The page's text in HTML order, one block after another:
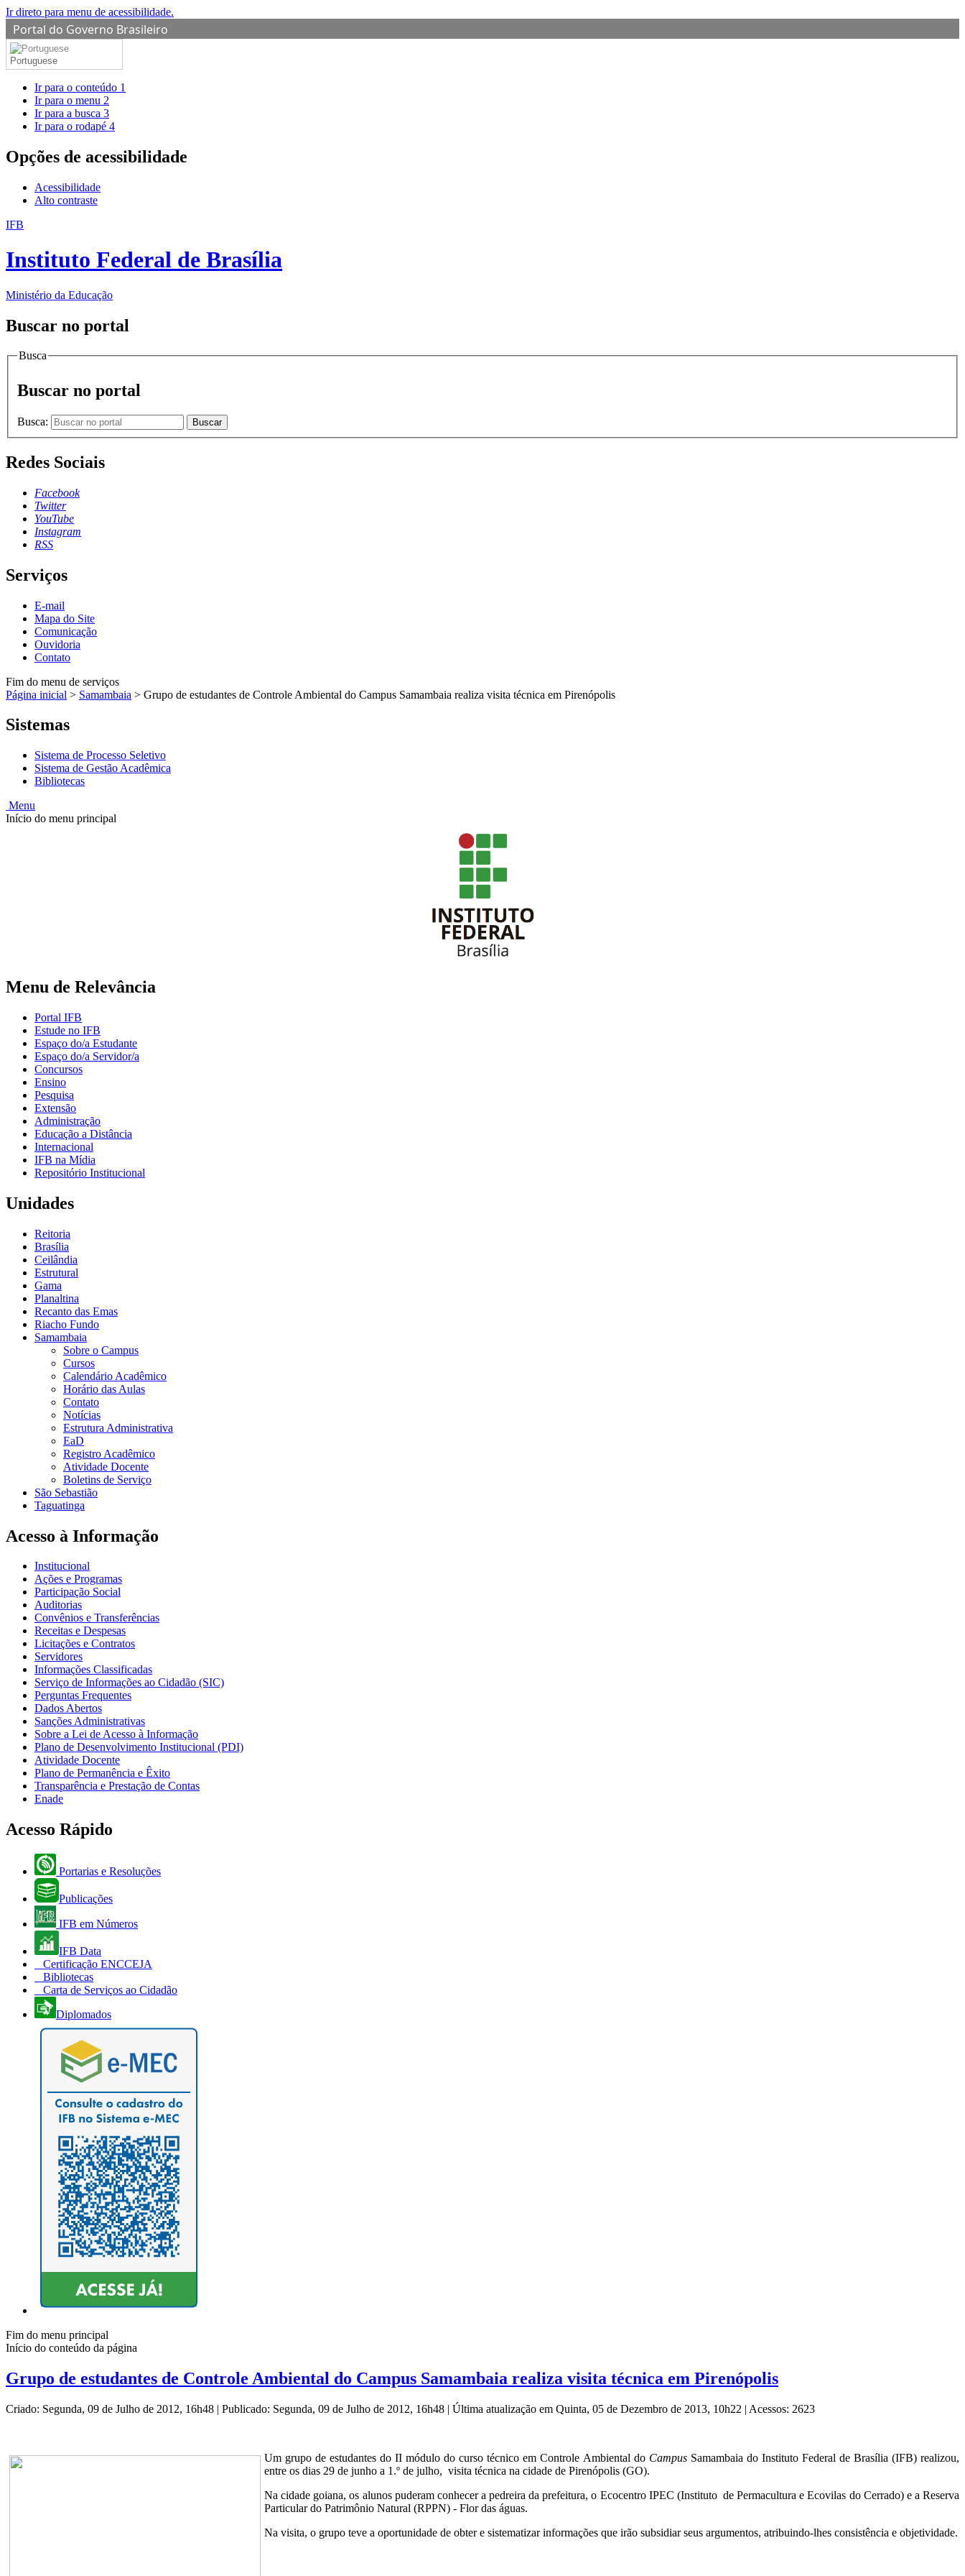
Ir direto para menu de acessibilidade.
Portal do Governo Brasileiro
Portuguese
Ir para o conteúdo 1
Ir para o menu 2
Ir para a busca 3
Ir para o rodapé 4
Opções de acessibilidade
Acessibilidade
Alto contraste
IFB
Instituto Federal de Brasília
Ministério da Educação
Buscar no portal
Busca
Buscar no portal
Busca: Buscar
Redes Sociais
Facebook
Twitter
YouTube
Instagram
RSS
Serviços
E-mail
Mapa do Site
Comunicação
Ouvidoria
Contato
Fim do menu de serviços
Página inicial > Samambaia > Grupo de estudantes de Controle Ambiental do Campus Samambaia realiza visita técnica em Pirenópolis
Sistemas
Sistema de Processo Seletivo
Sistema de Gestão Acadêmica
Bibliotecas
Menu
Início do menu principal
Menu de Relevância
Portal IFB
Estude no IFB
Espaço do/a Estudante
Espaço do/a Servidor/a
Concursos
Ensino
Pesquisa
Extensão
Administração
Educação a Distância
Internacional
IFB na Mídia
Repositório Institucional
Unidades
Reitoria
Brasília
Ceilândia
Estrutural
Gama
Planaltina
Recanto das Emas
Riacho Fundo
Samambaia
Sobre o Campus
Cursos
Calendário Acadêmico
Horário das Aulas
Contato
Notícias
Estrutura Administrativa
EaD
Registro Acadêmico
Atividade Docente
Boletins de Serviço
São Sebastião
Taguatinga
Acesso à Informação
Institucional
Ações e Programas
Participação Social
Auditorias
Convênios e Transferências
Receitas e Despesas
Licitações e Contratos
Servidores
Informações Classificadas
Serviço de Informações ao Cidadão (SIC)
Perguntas Frequentes
Dados Abertos
Sanções Administrativas
Sobre a Lei de Acesso à Informação
Plano de Desenvolvimento Institucional (PDI)
Atividade Docente
Plano de Permanência e Êxito
Transparência e Prestação de Contas
Enade
Acesso Rápido
Portarias e Resoluções
Publicações
IFB em Números
IFB Data
Certificação ENCCEJA
Bibliotecas
Carta de Serviços ao Cidadão
Diplomados
Fim do menu principal
Início do conteúdo da página
Grupo de estudantes de Controle Ambiental do Campus Samambaia realiza visita técnica em Pirenópolis
Criado: Segunda, 09 de Julho de 2012, 16h48 | Publicado: Segunda, 09 de Julho de 2012, 16h48 | Última atualização em Quinta, 05 de Dezembro de 2013, 10h22 | Acessos: 2623
Um grupo de estudantes do II módulo do curso técnico em Controle Ambiental do CampusSamambaia do Instituto Federal de Brasília (IFB) realizou,
entre os dias 29 de junho a 1.º de julho, visita técnica na cidade de Pirenópolis (GO).
Na cidade goiana, os alunos puderam conhecer a pedreira da prefeitura, o Ecocentro IPEC (Instituto de Permacultura e Ecovilas do Cerrado) e a Reserva
Particular do Patrimônio Natural (RPPN) - Flor das águas.
Na visita, o grupo teve a oportunidade de obter e sistematizar informações que irão subsidiar seus argumentos, atribuindo-lhes consistência e objetividade.